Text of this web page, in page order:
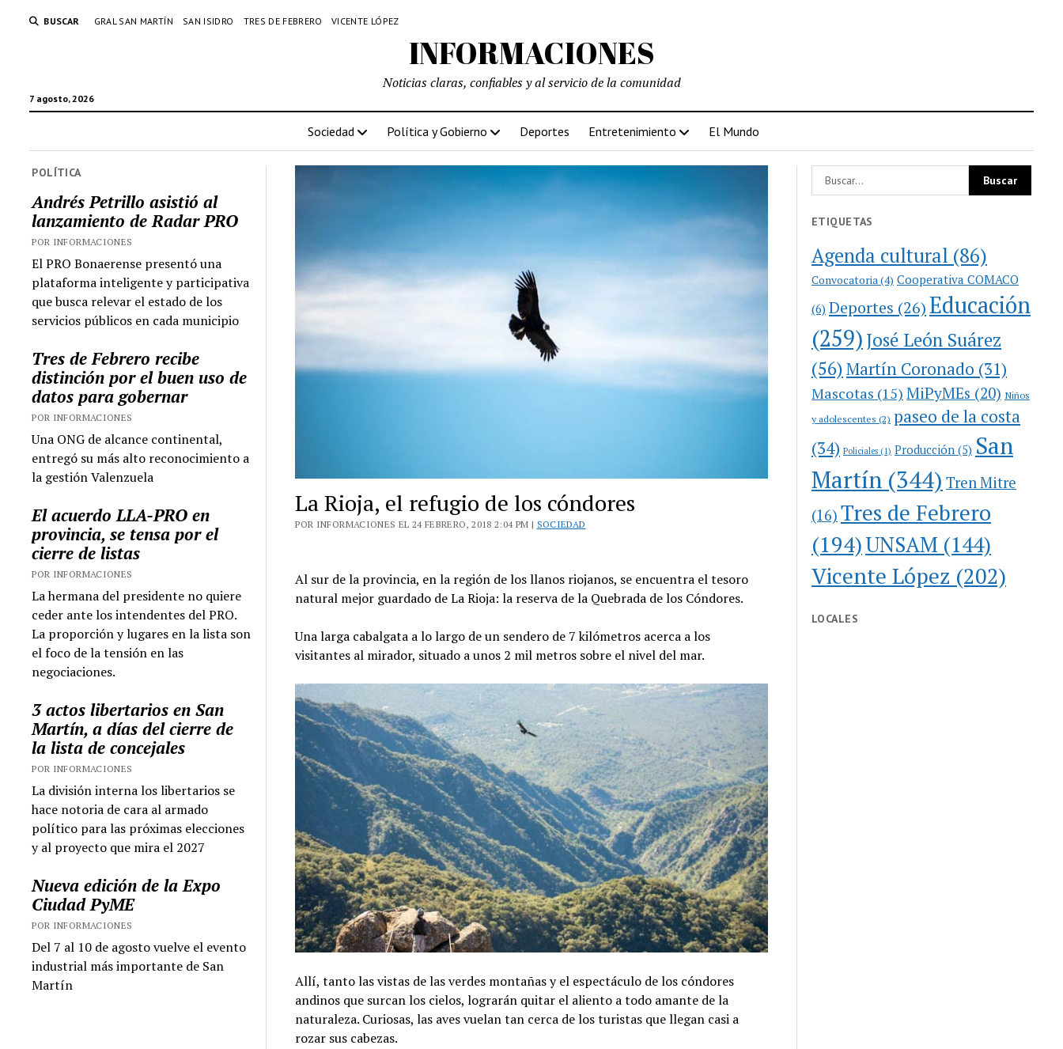
BUSCAR GRAL SAN MARTÍN SAN ISIDRO TRES DE FEBRERO VICENTE LÓPEZ
INFORMACIONES
7 agosto, 2026
Noticias claras, confiables y al servicio de la comunidad
Sociedad Política y Gobierno Deportes Entretenimiento El Mundo
POLÍTICA
Andrés Petrillo asistió al
lanzamiento de Radar PRO
POR INFORMACIONES
El PRO Bonaerense presentó una
plataforma inteligente y participativa
que busca relevar el estado de los
servicios públicos en cada municipio
Tres de Febrero recibe
distinción por el buen uso de
datos para gobernar
POR INFORMACIONES
Una ONG de alcance continental,
entregó su más alto reconocimiento a
la gestión Valenzuela
El acuerdo LLA-PRO en
provincia, se tensa por el
cierre de listas
POR INFORMACIONES
La hermana del presidente no quiere
ceder ante los intendentes del PRO.
La proporción y lugares en la lista son
el foco de la tensión en las
negociaciones.
3 actos libertarios en San
Martín, a días del cierre de
la lista de concejales
POR INFORMACIONES
La división interna los libertarios se
hace notoria de cara al armado
político para las próximas elecciones
y al proyecto que mira el 2027
Nueva edición de la Expo
Ciudad PyME
POR INFORMACIONES
Del 7 al 10 de agosto vuelve el evento
industrial más importante de San
Martín
La Rioja, el refugio de los cóndores
POR INFORMACIONES EL 24 FEBRERO, 2018 2:04 PM | SOCIEDAD
Al sur de la provincia, en la región de los llanos riojanos, se encuentra el tesoro
natural mejor guardado de La Rioja: la reserva de la Quebrada de los Cóndores.
Una larga cabalgata a lo largo de un sendero de 7 kilómetros acerca a los
visitantes al mirador, situado a unos 2 mil metros sobre el nivel del mar.
Allí, tanto las vistas de las verdes montañas y el espectáculo de los cóndores
andinos que surcan los cielos, lograrán quitar el aliento a todo amante de la
naturaleza. Curiosas, las aves vuelan tan cerca de los turistas que llegan casi a
rozar sus cabezas.
ETIQUETAS
Agenda cultural (86)
Convocatoria (4) Cooperativa COMACO
(6) Deportes (26)Educación
(259)José León Suárez
(56)Martín Coronado (31)
Mascotas (15) MiPyMEs (20) Niños
y adolescentes (2) paseo de la costa
(34) Policiales (1) Producción (5) San
Martín (344) Tren Mitre
(16) Tres de Febrero
(194)UNSAM (144)
Vicente López (202)
LOCALES